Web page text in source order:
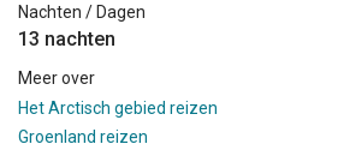
Nachten / Dagen
13 nachten
Meer over
Het Arctisch gebied reizen
Groenland reizen